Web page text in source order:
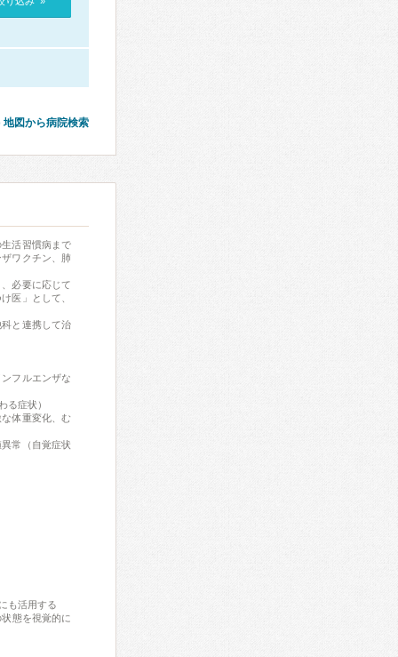
地図から病院検索
活習慣病まで
ワクチン、肺
必要に応じて
医」として、
と連携して治
フルエンザな
る症状）
体重変化、む
常（自覚症状
も活用する
態を視覚的に